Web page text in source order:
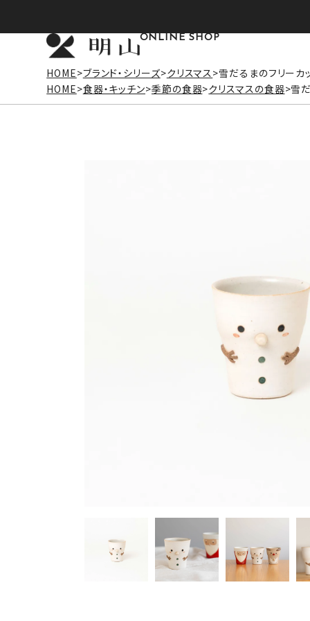
ONLINE SHOP
HOME ブランド・シリーズ クリスマス
雪だるまのフリーカ
HOME 食器・キッチン 季節の食器 クリスマスの食器 雪